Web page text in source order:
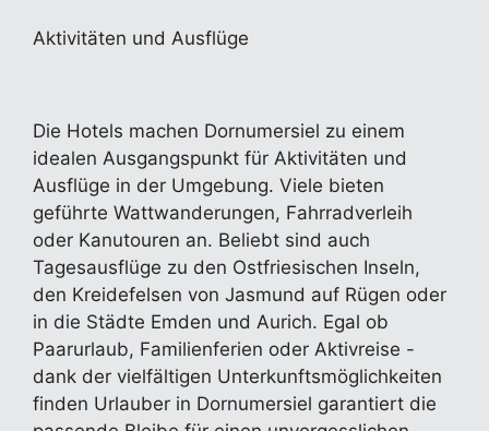
Aktivitäten und Ausflüge
Die Hotels machen Dornumersiel zu einem
idealen Ausgangspunkt für Aktivitäten und
Ausflüge in der Umgebung. Viele bieten
geführte Wattwanderungen, Fahrradverleih
oder Kanutouren an. Beliebt sind auch
Tagesausflüge zu den Ostfriesischen Inseln,
den Kreidefelsen von Jasmund auf Rügen oder
in die Städte Emden und Aurich. Egal ob
Paarurlaub, Familienferien oder Aktivreise -
dank der vielfältigen Unterkunftsmöglichkeiten
finden Urlauber in Dornumersiel garantiert die